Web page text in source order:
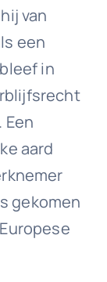
van
een
in
Een
aard
gekomen